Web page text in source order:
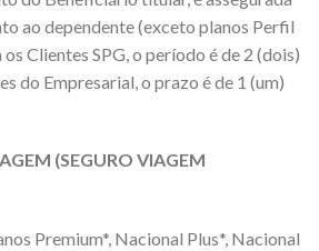
ao dependente (exceto planos Perfil
Clientes SPG, o período é de 2 (dois)
do Empresarial, o prazo é de 1 (um)
(SEGURO VIAGEM
Premium*, Nacional Plus*, Nacional